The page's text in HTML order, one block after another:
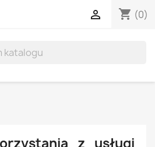
shopping_cart (0)

z usługi